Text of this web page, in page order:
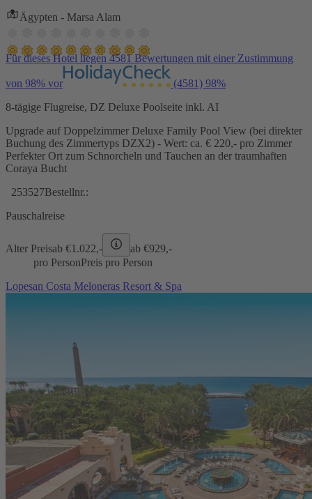
Ägypten - Marsa Alam
Für dieses Hotel liegen 4581 Bewertungen mit einer Zustimmung
von 98% vor (4581) 98%
8-tägige Flugreise, DZ Deluxe Poolseite inkl. AI
Upgrade auf Doppelzimmer Deluxe Family Pool View (bei direkter
Buchung des Zimmertyps DZX2) - Wert: ca. € 220,- pro Zimmer
Perfekter Ort zum Schnorcheln und Tauchen an der traumhaften
Coraya Bucht
253527Bestellnr.:
Pauschalreise
Alter Preisab €1.022,- ab €929,-
pro PersonPreis pro Person
Lopesan Costa Meloneras Resort & Spa